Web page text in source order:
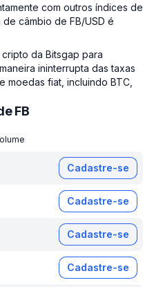
com outros índices de
câmbio de FB/USD é
da Bitsgap para
ininterrupta das taxas
fiat, incluindo BTC,
FB
Cadastre-se
Cadastre-se
Cadastre-se
Cadastre-se